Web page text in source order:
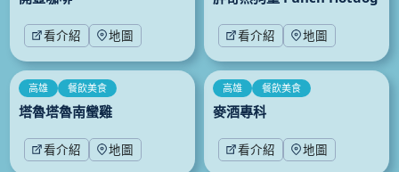
看介紹 地圖 看介紹 地圖
高雄 餐飲美食
塔魯塔魯南蠻雞
看介紹 地圖
高雄 餐飲美食
麥酒專科
看介紹 地圖